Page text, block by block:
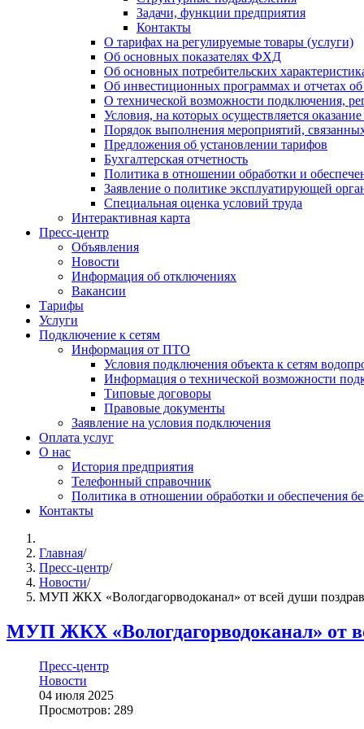
Задачи, функции предприятия
Контакты
О тарифах на регулируемые товары (услуги)
Об основных показателях ФХД
Об основных потребительских
Об инвестиционных программах и отчетах
О технической возможности подключения,
Условия, на которых осуществляется
Порядок выполнения мероприятий,
Предложения об установлении тарифов
Бухгалтерская отчетность
Политика в отношении обработки и
Заявление о политике эксплуатирующей
Специальная оценка условий труда
Интерактивная карта
Пресс-центр
Объявления
Новости
Информация об отключениях
Вакансии
Тарифы
Услуги
Подключение к сетям
Информация от ПТО
Условия подключения объекта к сетям
Информация о технической возможности
Типовые договоры
Правовые документы
Заявление на условия подключения
Оплата услуг
О нас
История предприятия
Телефонный справочник
Политика в отношении обработки и обеспечения
Контакты
Главная/
Пресс-центр/
Новости/
МУП ЖКХ «Вологдагорводоканал» от всей души
МУП ЖКХ «Вологдагорводоканал» от
Пресс-центр
Новости
04 июля 2025
Просмотров: 289